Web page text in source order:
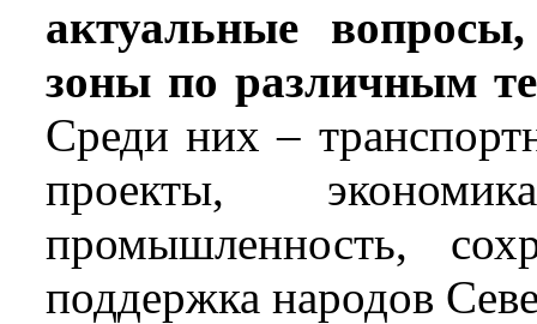
актуальные
зоны по различным
Среди них –
проекты,
промышленность,
поддержка народов